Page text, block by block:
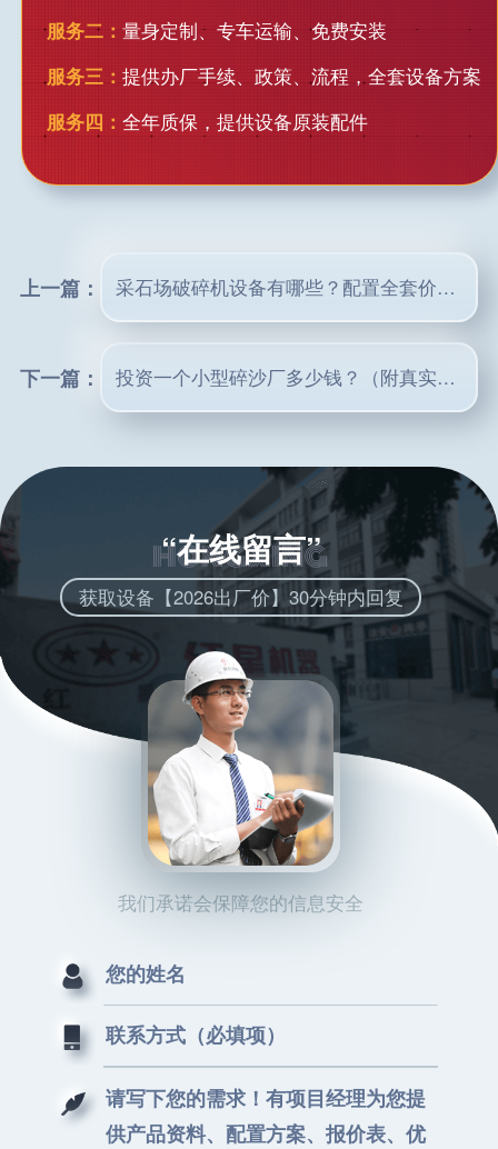
服务二： 量身定制、专车运输、免费安装
服务三： 提供办厂手续、政策、流程，全套设备方案
服务四： 全年质保，提供设备原装配件
上一篇： 采石场破碎机设备有哪些？配置全套价格多少？
下一篇： 投资一个小型碎沙厂多少钱？（附真实案例预算分析）
“在线留言”
获取设备【2026出厂价】30分钟内回复
我们承诺会保障您的信息安全